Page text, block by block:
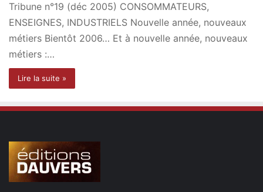
Tribune n°19 (déc 2005) CONSOMMATEURS,
ENSEIGNES, INDUSTRIELS Nouvelle année, nouveaux
métiers Bientôt 2006… Et à nouvelle année, nouveaux
métiers :…
Lire la suite »